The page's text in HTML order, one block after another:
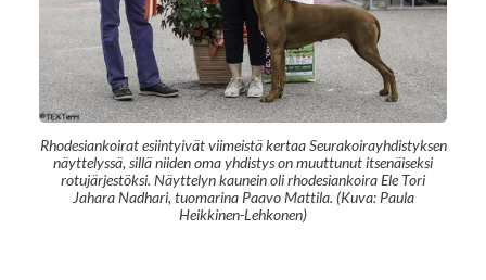
Rhodesiankoirat esiintyivät viimeistä kertaa Seurakoirayhdistyksen
näyttelyssä, sillä niiden oma yhdistys on muuttunut itsenäiseksi
rotujärjestöksi. Näyttelyn kaunein oli rhodesiankoira Ele Tori
Jahara Nadhari, tuomarina Paavo Mattila. (Kuva: Paula
Heikkinen-Lehkonen)